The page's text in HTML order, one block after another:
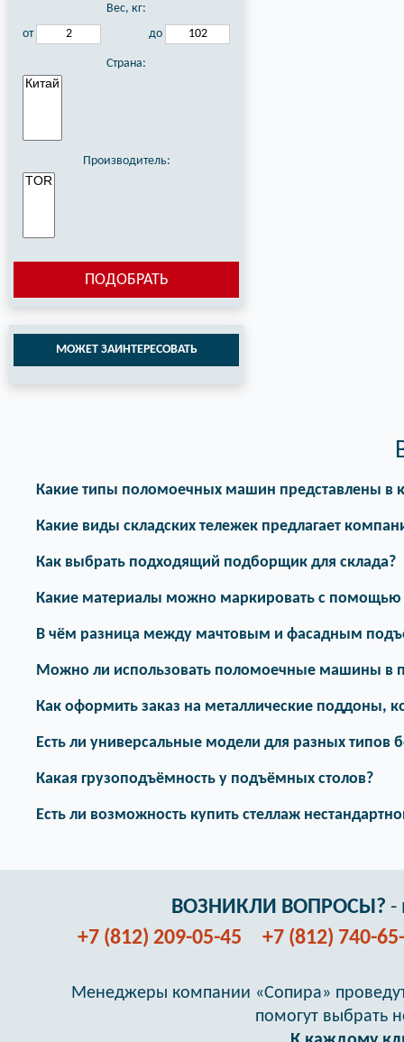
Вес, кг:
от
до
Страна:
Производитель:
ПОДОБРАТЬ
МОЖЕТ ЗАИНТЕРЕСОВАТЬ
Какие типы поломоечных машин представлены в
Какие виды складских тележек предлагает
Как выбрать подходящий подборщик для склада?
Какие материалы можно маркировать с помощью
В чём разница между мачтовым и фасадным
Можно ли использовать поломоечные машины в
Как оформить заказ на металлические поддоны,
Есть ли универсальные модели для разных типов
Какая грузоподъёмность у подъёмных столов?
Есть ли возможность купить стеллаж
ВОЗНИКЛИ ВОПРОСЫ? -
+7 (812) 209-05-45
+7 (812) 740-
Менеджеры компании «Сопира»
помогут выбрать